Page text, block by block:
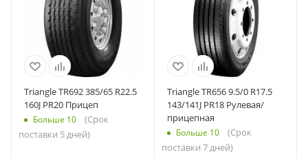
Triangle TR692 385/65 R22.5
160J PR20 Прицеп
Больше 10
(Срок
поставки 5 дней)
Triangle TR656 9.5/0 R17.5
143/141J PR18 Рулевая/
прицепная
Больше 10
(Срок
поставки 7 дней)